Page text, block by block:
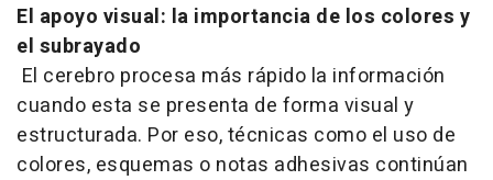
El apoyo visual: la importancia de los colores y
el subrayado
El cerebro procesa más rápido la información
cuando esta se presenta de forma visual y
estructurada. Por eso, técnicas como el uso de
colores, esquemas o notas adhesivas continúan